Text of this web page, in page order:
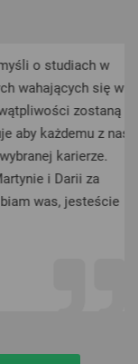
o studiach w
się w
zostaną
każdemu z nas
karierze.
i Darii za
was, jesteście